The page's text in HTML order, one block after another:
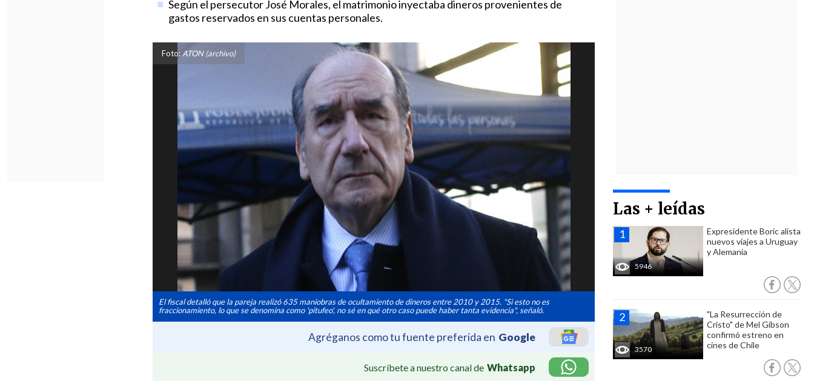
Según el persecutor José Morales, el matrimonio inyectaba dineros provenientes de
gastos reservados en sus cuentas personales.
Foto: ATON (archivo)
El fiscal detalló que la pareja realizó 635 maniobras de ocultamiento de dineros entre 2010 y 2015. "Si esto no es
fraccionamiento, lo que se denomina como 'pitufeo', no sé en qué otro caso puede haber tanta evidencia", señaló.
Agréganos como tu fuente preferida en Google
Suscríbete a nuestro canal de Whatsapp
Las + leídas
5946
Expresidente Boric alista
nuevos viajes a Uruguay
y Alemania
3570
"La Resurrección de
Cristo" de Mel Gibson
confirmó estreno en
cines de Chile